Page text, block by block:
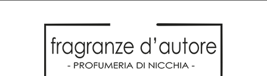
Utilizziamo i cookie per offrirti la migliore esperienza possibile
sul nostro sito web. Cliccando su OK, acconsenti alla nostra
politica sui cookie. Se desideri modificare le tue preferenze sui